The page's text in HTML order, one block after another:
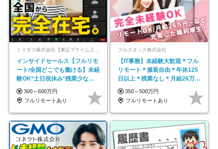
ミイダス株式会社【東証プライム上場パーソルグループ】
インサイドセールス【フルリモ
ート/全国どこでも働ける】未経
験OK*土日祝休み*残業少なめ*
在宅勤務手当あり
300～600万円
フルリモートあり
フルスタック株式会社
【IT事務】未経験大歓迎＊フル
リモート＊服装自由＊年休125
日以上＊残業なし＊月給26万円
以上
350～500万円
フルリモートあり